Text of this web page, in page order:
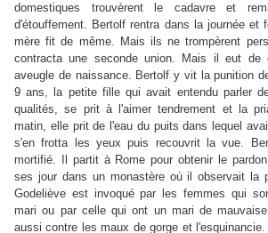
domestiques trouvèrent le cadavre et
d'étouffement. Bertolf rentra dans la journée et
mère fit de même. Mais ils ne trompèrent
contracta une seconde union. Mais il eut de
aveugle de naissance. Bertolf y vit la punition
9 ans, la petite fille qui avait entendu parler
qualités, se prit à l'aimer tendrement et la
matin, elle prit de l'eau du puits dans lequel
s'en frotta les yeux puis recouvrit la vue.
mortifié. Il partit à Rome pour obtenir le
ses jour dans un monastère où il observait la
Godeliève est invoqué par les femmes qui
mari ou par celle qui ont un mari de
aussi contre les maux de gorge et